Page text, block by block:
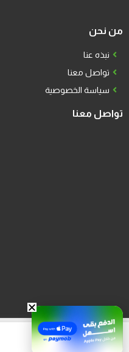
من نحن
نبذه عنا
تواصل معنا
سياسة الخصوصية
تواصل معنا
2023 © Ustores جميع الحقوق محفوظة